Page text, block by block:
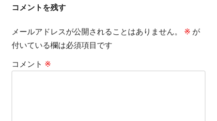
ビ
ゲ
ー
シ
コメントを残す
メールアドレスが公開されることはありません。 ※ が
付いている欄は必須項目です
コメント ※